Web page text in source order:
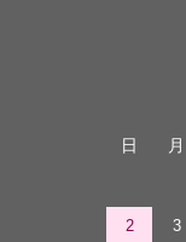
日 月
2 3